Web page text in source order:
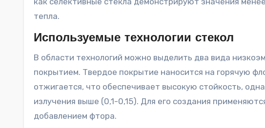
тепла.
Используемые технологии стекол
В области технологий можно выделить два вида
покрытием. Твердое покрытие наносится на горячую
отжигается, что обеспечивает высокую стойкость,
излучения выше (0,1-0,15). Для его создания
добавлением фтора.